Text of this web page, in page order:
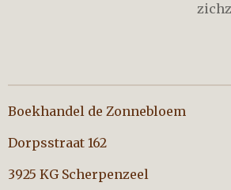
Boekhandel de
Dorpsstraat 162
3925 KG Scherpenzeel